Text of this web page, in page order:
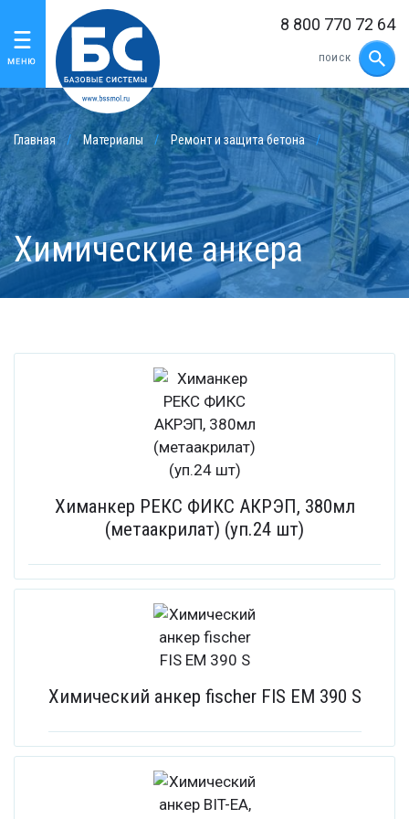
8 800 770 72 64
Главная Материалы Ремонт и защита бетона
Химические анкера
Химанкер РЕКС ФИКС АКРЭП, 380мл
(метаакрилат) (уп.24 шт)
Химический анкер fischer FIS EM 390 S